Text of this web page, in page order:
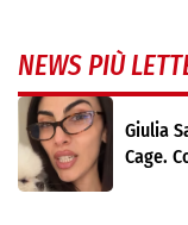
NEWS PIÙ
Giulia
Cage.